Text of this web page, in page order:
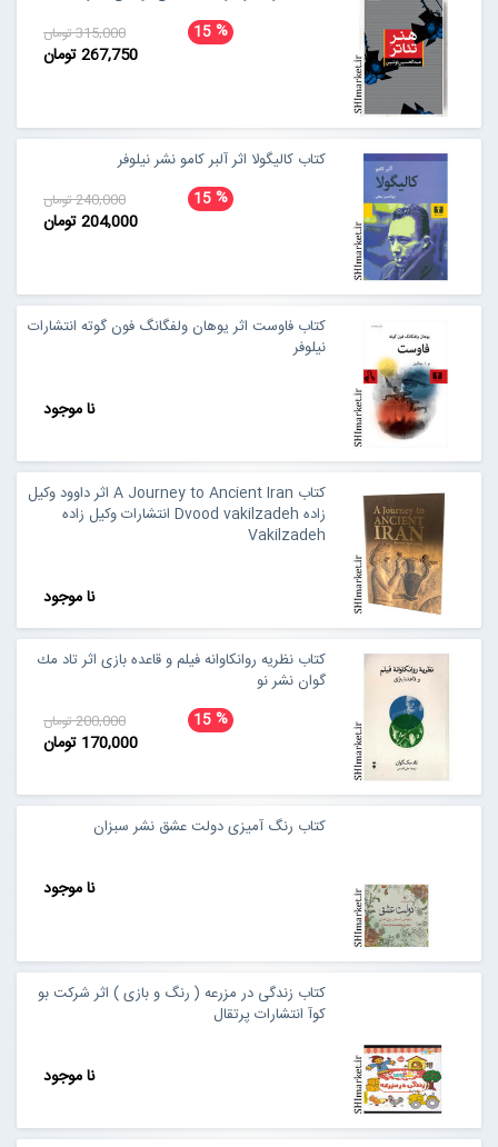
15% 315,000 تومان
267,750 تومان
کتاب کالیگولا اثر آلبر کامو نشر نیلوفر
15% 240,000 تومان
204,000 تومان
کتاب فاوست اثر یوهان ولفگانگ فون گوته انتشارات
نیلوفر
نا موجود
کتاب A Journey to Ancient Iran اثر داوود وکیل
زاده Dvood vakilzadeh انتشارات وکیل زاده
Vakilzadeh
نا موجود
كتاب نظریه روانكاوانه فیلم و قاعده بازی اثر تاد مك
گوان نشر نو
15% 200,000 تومان
170,000 تومان
کتاب ‌رنگ ‌آمیزی دولت عشق نشر سبزان
نا موجود
کتاب زندگی در مزرعه ( رنگ و بازی ) اثر شرکت بو
کوآ انتشارات پرتقال
نا موجود